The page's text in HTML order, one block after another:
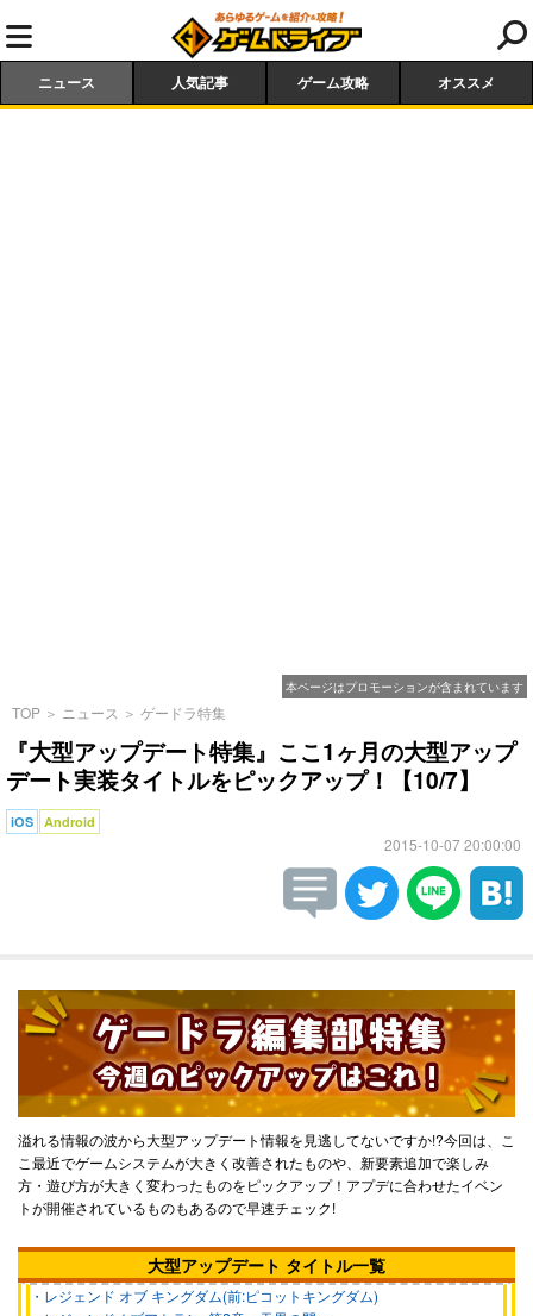
ニュース 人気記事 ゲーム攻略 オススメ
本ページはプロモーションが含まれています
TOP ＞ ニュース ＞ ゲードラ特集
『大型アップデート特集』ここ1ヶ月の大型アップ
デート実装タイトルをピックアップ！【10/7】
iOS Android
2015-10-07 20:00:00
溢れる情報の波から大型アップデート情報を見逃してないですか!?今回は、こ
こ最近でゲームシステムが大きく改善されたものや、新要素追加で楽しみ
方・遊び方が大きく変わったものをピックアップ！アプデに合わせたイベン
トが開催されているものもあるので早速チェック!
大型アップデート タイトル一覧
・レジェンド オブ キングダム(前:ピコットキングダム)